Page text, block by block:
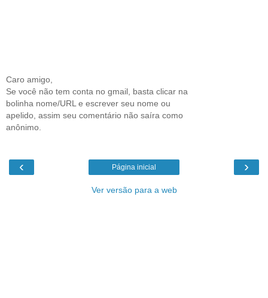
Caro amigo,
Se você não tem conta no gmail, basta clicar na
bolinha nome/URL e escrever seu nome ou
apelido, assim seu comentário não saíra como
anônimo.
‹ ›
Página inicial
Ver versão para a web